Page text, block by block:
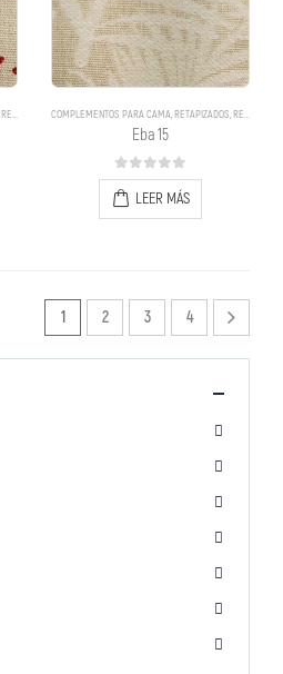
RETAPIZADOS COMPLEMENTOS PARA CAMA, RETAPIZADOS, RETAPIZADOS
Eba 15
0out of 5
LEER MÁS
1 2 3 4